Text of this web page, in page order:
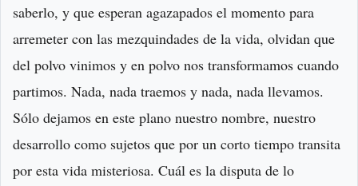
saberlo, y que esperan agazapados el momento para
arremeter con las mezquindades de la vida, olvidan que
del polvo vinimos y en polvo nos transformamos cuando
partimos. Nada, nada traemos y nada, nada llevamos.
Sólo dejamos en este plano nuestro nombre, nuestro
desarrollo como sujetos que por un corto tiempo transita
por esta vida misteriosa. Cuál es la disputa de lo